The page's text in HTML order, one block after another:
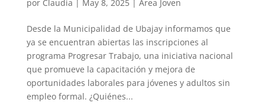
por Claudia | May 8, 2025| Área Joven
Desde la Municipalidad de Ubajay informamos que
ya se encuentran abiertas las inscripciones al
programa Progresar Trabajo, una iniciativa nacional
que promueve la capacitación y mejora de
oportunidades laborales para jóvenes y adultos sin
empleo formal. ¿Quiénes...